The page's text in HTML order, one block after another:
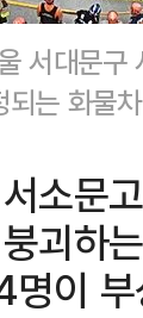
서대문구
되는 화물
소문
괴하
이